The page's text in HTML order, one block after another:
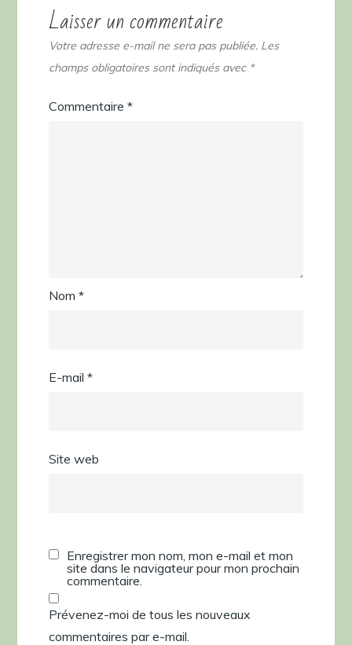
Laisser un commentaire
Votre adresse e-mail ne sera pas publiée. Les
champs obligatoires sont indiqués avec *
Commentaire*
Nom*
E-mail*
Site web
Enregistrer mon nom, mon e-mail et mon
site dans le navigateur pour mon prochain
commentaire.
Prévenez-moi de tous les nouveaux
commentaires par e-mail.